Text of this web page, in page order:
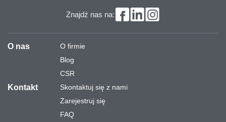
Rok intensywnej aktywności, ponieważ
publikowaliśmy około 300 aukcji
Znajdź nas na:
O nas
O firmie
Blog
CSR
Kontakt
Skontaktuj się z nami
Zarejestruj się
FAQ